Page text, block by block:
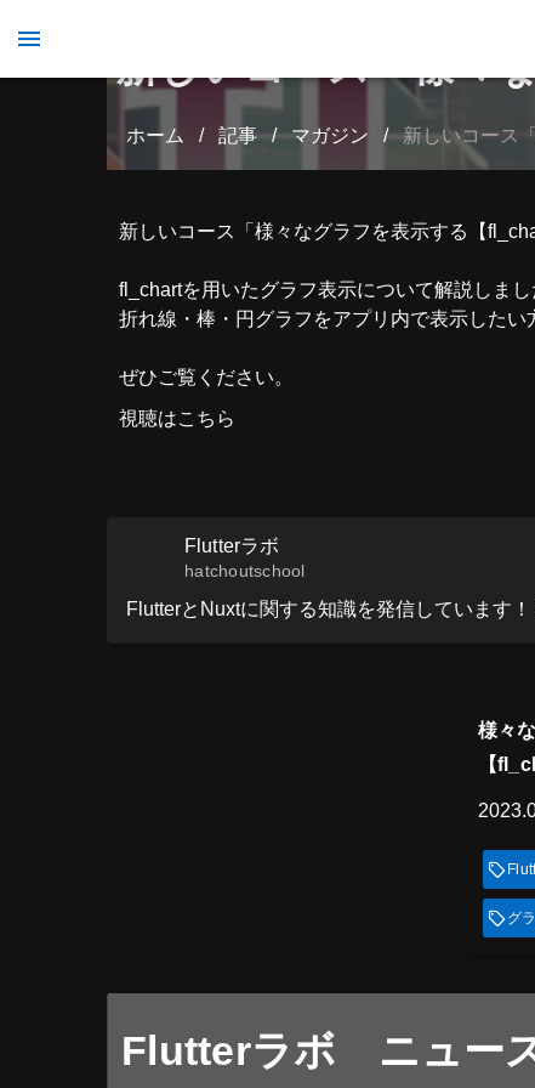
新しいコース「様々
ホーム / 記事 / マガジン / 新しいコース
新しいコース「様々なグラフを表示する【
fl_chartを用いたグラフ表示について解説しまし
折れ線・棒・円グラフをアプリ内で表示したい
ぜひご覧ください。
視聴はこちら
Flutterラボ
hatchoutschool
FlutterとNuxtに関する知識を発信しています
様々
【
グ
Flutterラボ ニュー